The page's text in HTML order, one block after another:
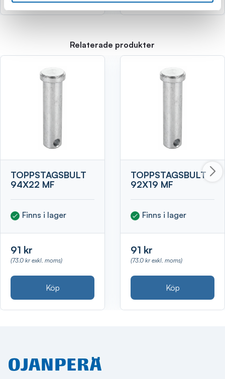
Relaterade produkter
TOPPSTAGSBULT
94X22 MF
Finns i lager
91 kr
(73.0 kr exkl. moms)
Köp
TOPPSTAGSBULT
92X19 MF
Finns i lager
91 kr
(73.0 kr exkl. moms)
Köp